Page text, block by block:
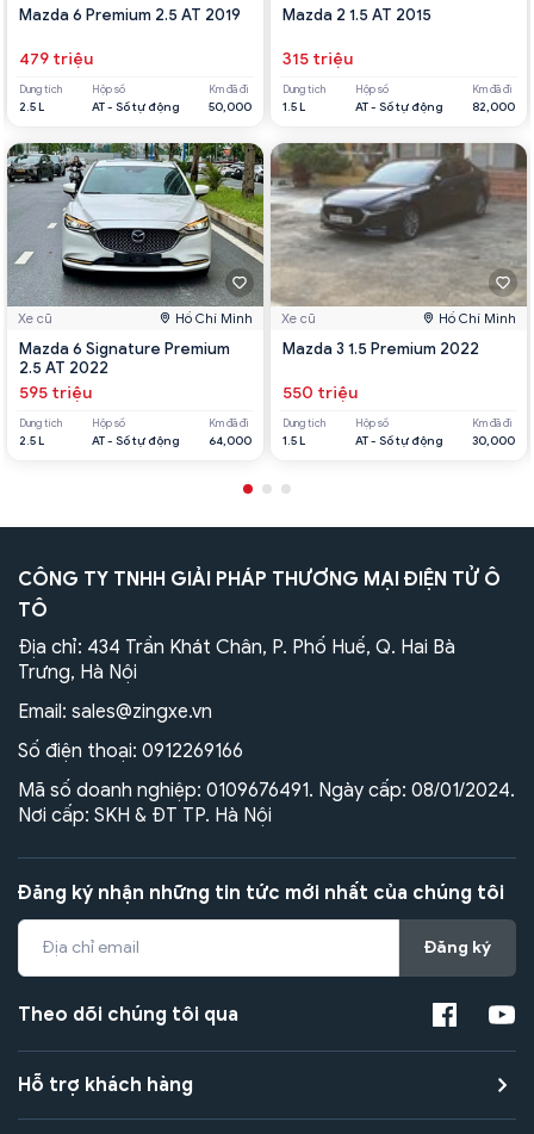
Mazda 6 Premium 2.5 AT 2019
479 triệu
Dung tích
2.5 L
Hộp số
AT - Số tự động
Km đã đi
50,000
Xe cũ Hồ Chí Minh
Mazda 6 Signature Premium
2.5 AT 2022
595 triệu
Dung tích
2.5 L
Hộp số
AT - Số tự động
Km đã đi
64,000
Mazda 2 1.5 AT 2015
315 triệu
Dung tích
1.5 L
Hộp số
AT - Số tự động
Km đã đi
82,000
Xe cũ Hồ Chí Minh
Mazda 3 1.5 Premium 2022
550 triệu
Dung tích
1.5 L
Hộp số
AT - Số tự động
Km đã đi
30,000
CÔNG TY TNHH GIẢI PHÁP THƯƠNG MẠI ĐIỆN TỬ Ô
TÔ
Địa chỉ: 434 Trần Khát Chân, P. Phố Huế, Q. Hai Bà
Trưng, Hà Nội
Email: sales@zingxe.vn
Số điện thoại: 0912269166
Mã số doanh nghiệp: 0109676491. Ngày cấp: 08/01/2024.
Nơi cấp: SKH & ĐT TP. Hà Nội
Đăng ký nhận những tin tức mới nhất của chúng tôi
Đăng ký
Theo dõi chúng tôi qua
Hỗ trợ khách hàng